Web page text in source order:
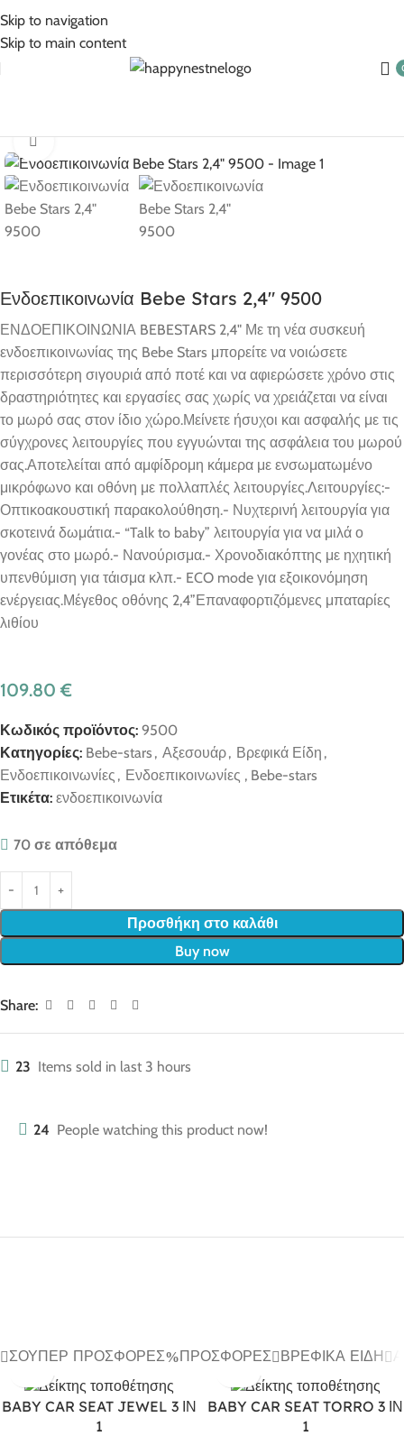
Skip to navigation
Skip to main content
Click to enlarge
Ενδοεπικοινωνία Bebe Stars 2,4″ 9500
ΕΝΔΟΕΠΙΚΟΙΝΩΝΙΑ BEBESTARS 2,4" Με τη νέα συσκευή
ενδοεπικοινωνίας της Bebe Stars μπορείτε να νοιώσετε
περισσότερη σιγουριά από ποτέ και να αφιερώσετε χρόνο στις
δραστηριότητες και εργασίες σας χωρίς να χρειάζεται να είναι
το μωρό σας στον ίδιο χώρο.Μείνετε ήσυχοι και ασφαλής με τις
σύγχρονες λειτουργίες που εγγυώνται της ασφάλεια του μωρού
σας.Αποτελείται από αμφίδρομη κάμερα με ενσωματωμένο
μικρόφωνο και οθόνη με πολλαπλές λειτουργίες.Λειτουργίες:-
Οπτικοακουστική παρακολούθηση.- Νυχτερινή λειτουργία για
σκοτεινά δωμάτια.- “Talk to baby” λειτουργία για να μιλά ο
γονέας στο μωρό.- Νανούρισμα.- Χρονοδιακόπτης με ηχητική
υπενθύμιση για τάισμα κλπ.- ECO mode για εξοικονόμηση
ενέργειας.Μέγεθος οθόνης 2,4”Επαναφορτιζόμενες μπαταρίες
λιθίου
109.80€
Κωδικός προϊόντος: 9500
Κατηγορίες: Bebe-stars , Αξεσουάρ, Βρεφικά Είδη ,
Ενδοεπικοινωνίες , Ενδοεπικοινωνίες , Bebe-stars
Ετικέτα: ενδοεπικοινωνία
70 σε απόθεμα
Προσθήκη στο καλάθι
Buy now
Share:
23 Items sold in last 3 hours
24 People watching this product now!
ΣΟΎΠΕΡ ΠΡΟΣΦΟΡΈΣ ΠΡΟΣΦΟΡΈΣ ΒΡΕΦΙΚΆ ΕΊΔΗ
BABY CAR SEAT JEWEL 3 ΙΝ
1
BABY CAR SEAT TORRO 3 ΙΝ
1
5% Επιπλέον έκπτωση για πληρωμές με κάρτα!